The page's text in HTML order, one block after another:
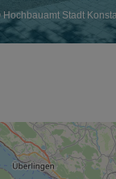
Stadt Konstanz